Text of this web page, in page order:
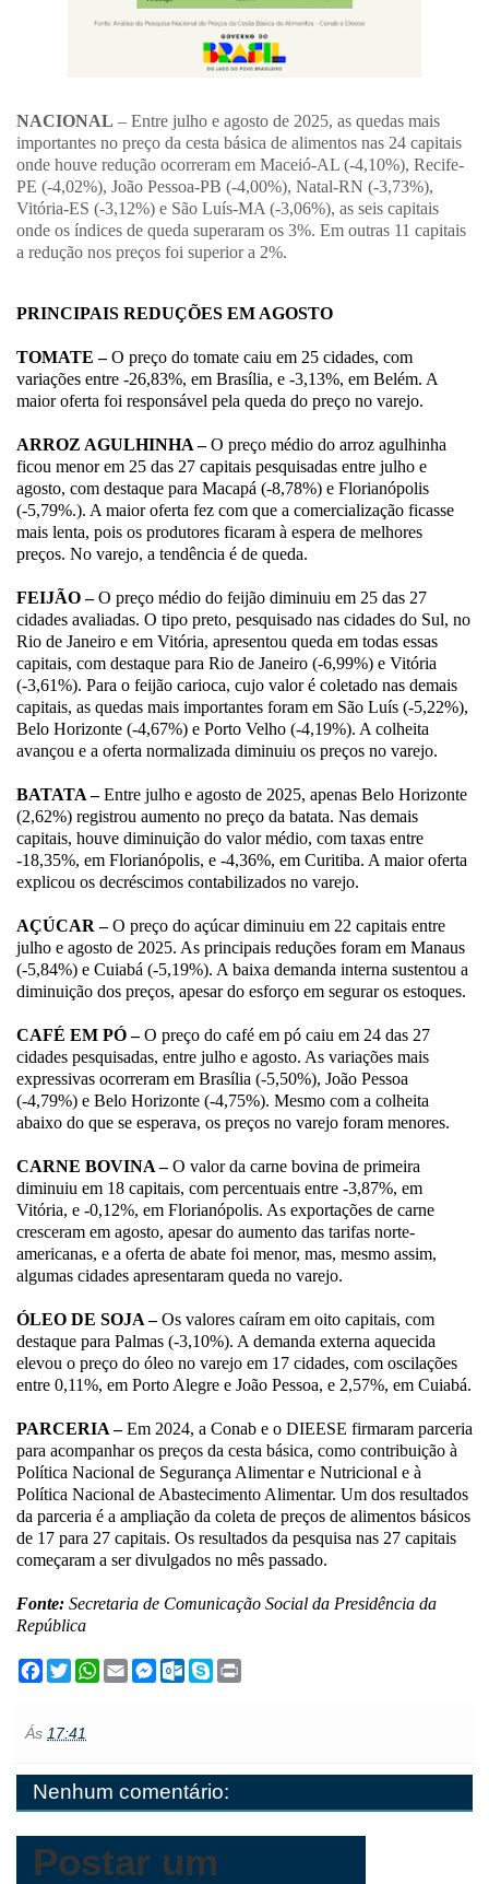
NACIONAL – Entre julho e agosto de 2025, as quedas mais
importantes no preço da cesta básica de alimentos nas 24 capitais
onde houve redução ocorreram em Maceió-AL (-4,10%), Recife-
PE (-4,02%), João Pessoa-PB (-4,00%), Natal-RN (-3,73%),
Vitória-ES (-3,12%) e São Luís-MA (-3,06%), as seis capitais
onde os índices de queda superaram os 3%. Em outras 11 capitais
a redução nos preços foi superior a 2%.
PRINCIPAIS REDUÇÕES EM AGOSTO
TOMATE –O preço do tomate caiu em 25 cidades, com
variações entre -26,83%, em Brasília, e -3,13%, em Belém. A
maior oferta foi responsável pela queda do preço no varejo.
ARROZ AGULHINHA –O preço médio do arroz agulhinha
ficou menor em 25 das 27 capitais pesquisadas entre julho e
agosto, com destaque para Macapá (-8,78%) e Florianópolis
(-5,79%.). A maior oferta fez com que a comercialização ficasse
mais lenta, pois os produtores ficaram à espera de melhores
preços. No varejo, a tendência é de queda.
FEIJÃO –O preço médio do feijão diminuiu em 25 das 27
cidades avaliadas. O tipo preto, pesquisado nas cidades do Sul, no
Rio de Janeiro e em Vitória, apresentou queda em todas essas
capitais, com destaque para Rio de Janeiro (-6,99%) e Vitória
(-3,61%). Para o feijão carioca, cujo valor é coletado nas demais
capitais, as quedas mais importantes foram em São Luís (-5,22%),
Belo Horizonte (-4,67%) e Porto Velho (-4,19%). A colheita
avançou e a oferta normalizada diminuiu os preços no varejo.
BATATA –Entre julho e agosto de 2025, apenas Belo Horizonte
(2,62%) registrou aumento no preço da batata. Nas demais
capitais, houve diminuição do valor médio, com taxas entre
-18,35%, em Florianópolis, e -4,36%, em Curitiba. A maior oferta
explicou os decréscimos contabilizados no varejo.
AÇÚCAR –O preço do açúcar diminuiu em 22 capitais entre
julho e agosto de 2025. As principais reduções foram em Manaus
(-5,84%) e Cuiabá (-5,19%). A baixa demanda interna sustentou a
diminuição dos preços, apesar do esforço em segurar os estoques.
CAFÉ EM PÓ –O preço do café em pó caiu em 24 das 27
cidades pesquisadas, entre julho e agosto. As variações mais
expressivas ocorreram em Brasília (-5,50%), João Pessoa
(-4,79%) e Belo Horizonte (-4,75%). Mesmo com a colheita
abaixo do que se esperava, os preços no varejo foram menores.
CARNE BOVINA –O valor da carne bovina de primeira
diminuiu em 18 capitais, com percentuais entre -3,87%, em
Vitória, e -0,12%, em Florianópolis. As exportações de carne
cresceram em agosto, apesar do aumento das tarifas norte-
americanas, e a oferta de abate foi menor, mas, mesmo assim,
algumas cidades apresentaram queda no varejo.
ÓLEO DE SOJA –Os valores caíram em oito capitais, com
destaque para Palmas (-3,10%). A demanda externa aquecida
elevou o preço do óleo no varejo em 17 cidades, com oscilações
entre 0,11%, em Porto Alegre e João Pessoa, e 2,57%, em Cuiabá.
PARCERIA –Em 2024, a Conab e o DIEESE firmaram parceria
para acompanhar os preços da cesta básica, como contribuição à
Política Nacional de Segurança Alimentar e Nutricional e à
Política Nacional de Abastecimento Alimentar. Um dos resultados
da parceria é a ampliação da coleta de preços de alimentos básicos
de 17 para 27 capitais. Os resultados da pesquisa nas 27 capitais
começaram a ser divulgados no mês passado.
Fonte: Secretaria de Comunicação Social da Presidência da
República
F
a
b
o
k
T
w
t
r
W
h
p
p
E
m
M
e
g
e
r
O
u
k
.
c
S
k
Ás 17:41
Nenhum comentário:
Postar um